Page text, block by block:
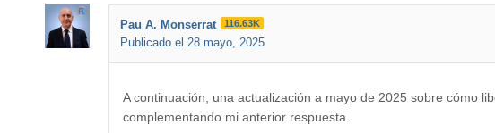
Pau A. Monserrat 116.63K
Publicado el 28 mayo, 2025
A continuación, una actualización a mayo de 2025 sobre cómo
complementando mi anterior respuesta.